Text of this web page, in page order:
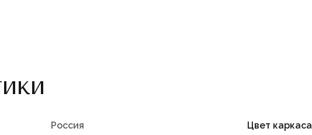
Россия Цвет каркаса